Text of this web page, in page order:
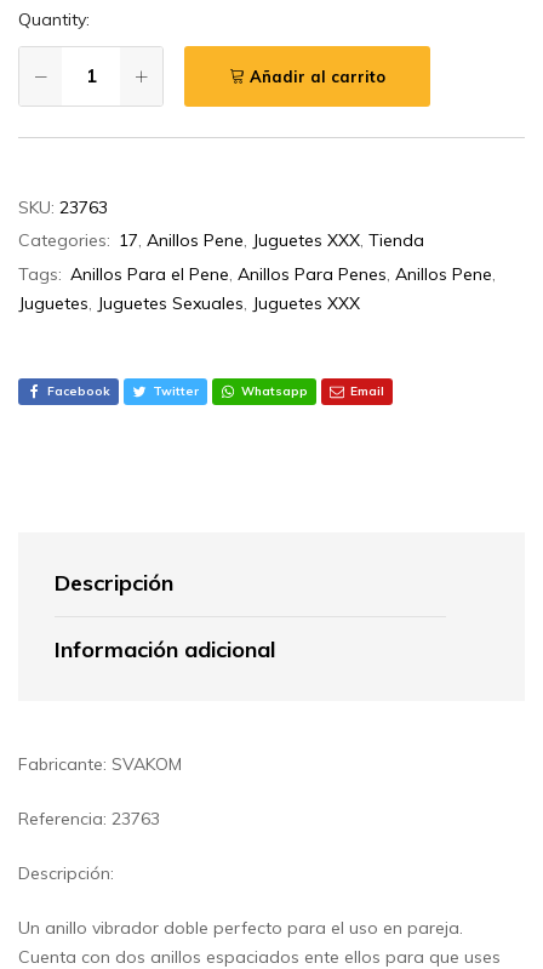
Quantity:
Añadir al carrito
SKU: 23763
Categories: 17, Anillos Pene, Juguetes XXX, Tienda
Tags: Anillos Para el Pene, Anillos Para Penes, Anillos Pene,
Juguetes, Juguetes Sexuales, Juguetes XXX
Facebook Twitter Whatsapp Email
Descripción
Información adicional
Fabricante: SVAKOM
Referencia: 23763
Descripción:
Un anillo vibrador doble perfecto para el uso en pareja.
Cuenta con dos anillos espaciados ente ellos para que uses